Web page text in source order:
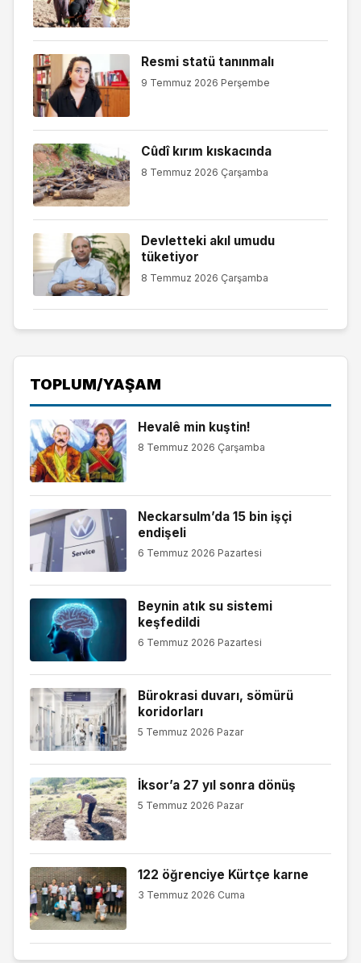
Resmi statü tanınmalı
9 Temmuz 2026 Perşembe
Cûdî kırım kıskacında
8 Temmuz 2026 Çarşamba
Devletteki akıl umudu
tüketiyor
8 Temmuz 2026 Çarşamba
TOPLUM/YAŞAM
Hevalê min kuştin!
8 Temmuz 2026 Çarşamba
Neckarsulm’da 15 bin işçi
endişeli
6 Temmuz 2026 Pazartesi
Beynin atık su sistemi
keşfedildi
6 Temmuz 2026 Pazartesi
Bürokrasi duvarı, sömürü
koridorları
5 Temmuz 2026 Pazar
İksor’a 27 yıl sonra dönüş
5 Temmuz 2026 Pazar
122 öğrenciye Kürtçe karne
3 Temmuz 2026 Cuma